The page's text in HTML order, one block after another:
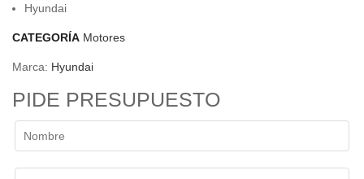
Hyundai
CATEGORÍA Motores
Marca: Hyundai
PIDE PRESUPUESTO